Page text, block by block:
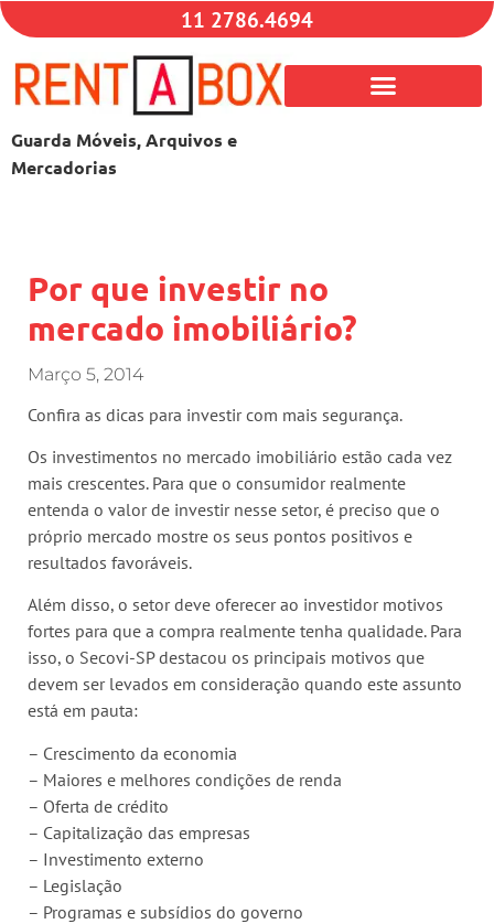
11 2786.4694
Guarda Móveis, Arquivos e
Mercadorias
Por que investir no
mercado imobiliário?
Março 5, 2014
Confira as dicas para investir com mais segurança.
Os investimentos no mercado imobiliário estão cada vez
mais crescentes. Para que o consumidor realmente
entenda o valor de investir nesse setor, é preciso que o
próprio mercado mostre os seus pontos positivos e
resultados favoráveis.
Além disso, o setor deve oferecer ao investidor motivos
fortes para que a compra realmente tenha qualidade. Para
isso, o Secovi-SP destacou os principais motivos que
devem ser levados em consideração quando este assunto
está em pauta:
– Crescimento da economia
– Maiores e melhores condições de renda
– Oferta de crédito
– Capitalização das empresas
– Investimento externo
– Legislação
– Programas e subsídios do governo